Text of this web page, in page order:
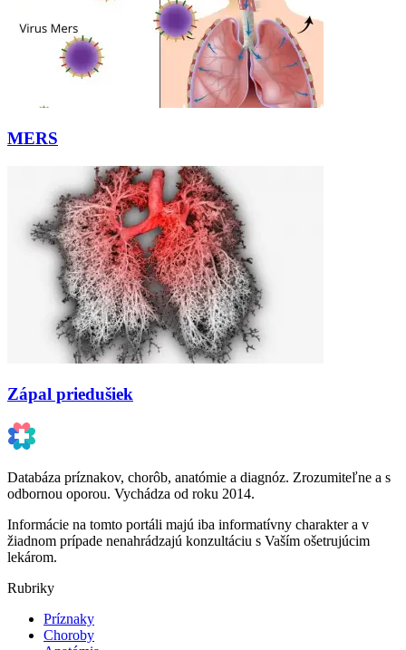
MERS
Zápal priedušiek
Databáza príznakov, chorôb, anatómie a diagnóz. Zrozumiteľne a s
odbornou oporou. Vychádza od roku 2014.
Informácie na tomto portáli majú iba informatívny charakter a v
žiadnom prípade nenahrádzajú konzultáciu s Vaším ošetrujúcim
lekárom.
Rubriky
Príznaky
Choroby